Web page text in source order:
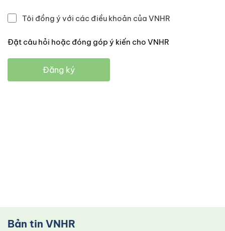
Tôi đồng ý với các điều khoản của VNHR
Đặt câu hỏi hoặc đóng góp ý kiến cho VNHR
Đăng ký
Bản tin VNHR